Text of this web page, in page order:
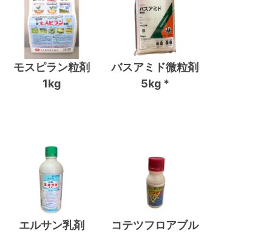
モスピラン粒剤
1kg
バスアミド微粒剤
5kg *
エルサン乳剤
コテツフロアブル